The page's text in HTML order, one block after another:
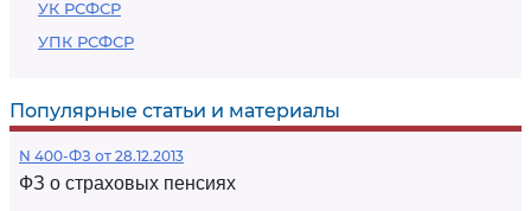
УК РСФСР
УПК РСФСР
Популярные статьи и материалы
N 400-ФЗ от 28.12.2013
ФЗ о страховых пенсиях